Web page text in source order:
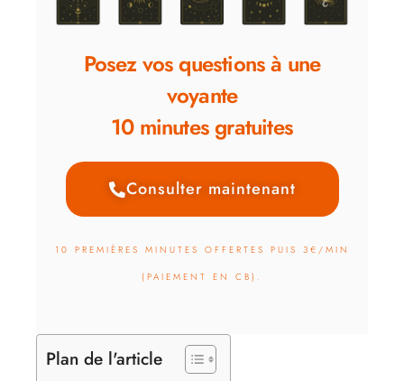
Posez vos questions à une
voyante
10 minutes gratuites
Consulter maintenant
10 PREMIÈRES MINUTES OFFERTES PUIS 3€/MIN
(PAIEMENT EN CB).
Plan de l'article